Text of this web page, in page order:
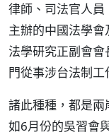
律師、司法官人
主辦的中國法學
法學研究正副會
門從事涉台法制工
諸此種種，都是
如6月份的吳習會